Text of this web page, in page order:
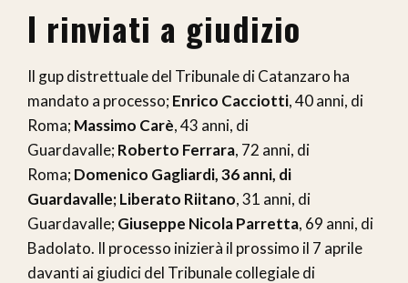
I rinviati a giudizio
Il gup distrettuale del Tribunale di Catanzaro ha
mandato a processo; Enrico Cacciotti, 40 anni, di
Roma; Massimo Carè, 43 anni, di
Guardavalle; Roberto Ferrara, 72 anni, di
Roma; Domenico Gagliardi, 36 anni, di
Guardavalle; Liberato Riitano, 31 anni, di
Guardavalle; Giuseppe Nicola Parretta, 69 anni, di
Badolato. Il processo inizierà il prossimo il 7 aprile
davanti ai giudici del Tribunale collegiale di